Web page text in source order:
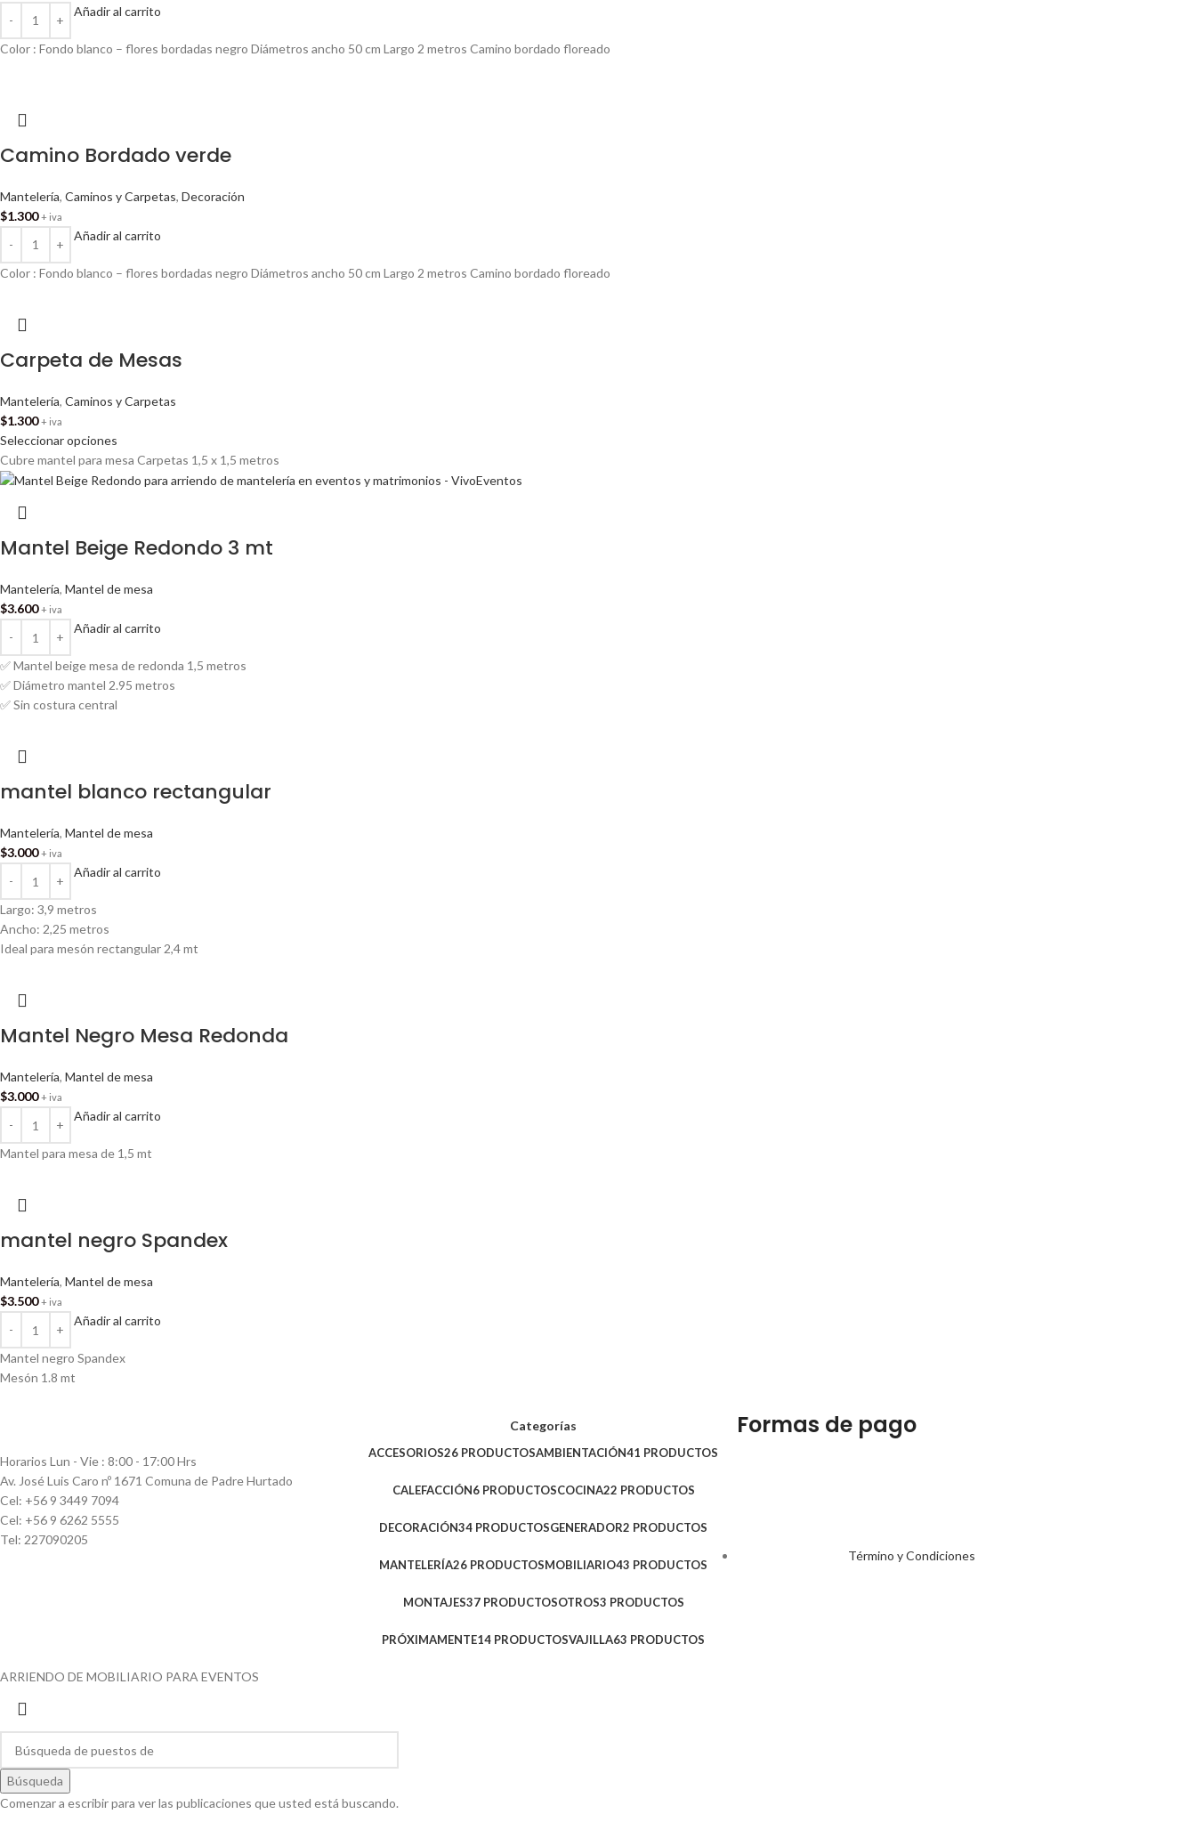
Añadir al carrito
Color : Fondo blanco – flores bordadas negro Diámetros ancho 50 cm Largo 2 metros Camino bordado floreado
Camino Bordado verde
Mantelería, Caminos y Carpetas, Decoración
$1.300 + iva
Añadir al carrito
Color : Fondo blanco – flores bordadas negro Diámetros ancho 50 cm Largo 2 metros Camino bordado floreado
Carpeta de Mesas
Mantelería, Caminos y Carpetas
$1.300 + iva
Seleccionar opciones
Cubre mantel para mesa Carpetas 1,5 x 1,5 metros
Mantel Beige Redondo 3 mt
Mantelería, Mantel de mesa
$3.600 + iva
Añadir al carrito
✅ Mantel beige mesa de redonda 1,5 metros
✅ Diámetro mantel 2.95 metros
✅ Sin costura central
mantel blanco rectangular
Mantelería, Mantel de mesa
$3.000 + iva
Añadir al carrito
Largo: 3,9 metros
Ancho: 2,25 metros
Ideal para mesón rectangular 2,4 mt
Mantel Negro Mesa Redonda
Mantelería, Mantel de mesa
$3.000 + iva
Añadir al carrito
Mantel para mesa de 1,5 mt
mantel negro Spandex
Mantelería, Mantel de mesa
$3.500 + iva
Añadir al carrito
Mantel negro Spandex
Mesón 1.8 mt
Horarios Lun - Vie : 8:00 - 17:00 Hrs
Av. José Luis Caro nº 1671 Comuna de Padre Hurtado
Cel: +56 9 3449 7094
Cel: +56 9 6262 5555
Tel: 227090205
Categorías
ACCESORIOS26 PRODUCTOSAMBIENTACIÓN41 PRODUCTOS
CALEFACCIÓN6 PRODUCTOSCOCINA22 PRODUCTOS
DECORACIÓN34 PRODUCTOSGENERADOR2 PRODUCTOS
MANTELERÍA26 PRODUCTOSMOBILIARIO43 PRODUCTOS
MONTAJES37 PRODUCTOSOTROS3 PRODUCTOS
PRÓXIMAMENTE14 PRODUCTOSVAJILLA63 PRODUCTOS
Formas de pago
Término y Condiciones
ARRIENDO DE MOBILIARIO PARA EVENTOS
Búsqueda
Comenzar a escribir para ver las publicaciones que usted está buscando.